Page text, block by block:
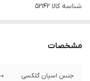
شناسه کالا ۵۲۱۴۲
مشخصات
جنس اسپان گلکسی